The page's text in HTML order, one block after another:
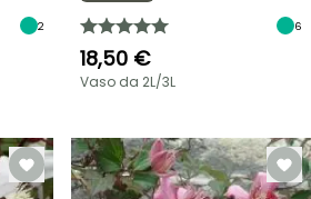
2 6
18,50 €
Vaso da 2L/3L